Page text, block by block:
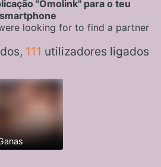
"Omolink" para o teu
smartphone
looking for to find a partner
111 utilizadores ligados